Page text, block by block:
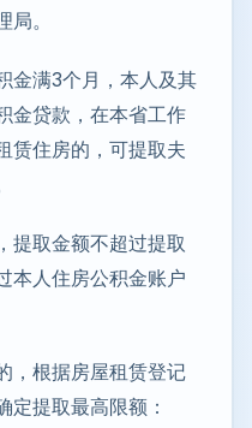
。
金满3个月，本人及其
金贷款，在本省工作
赁住房的，可提取夫
提取金额不超过提取
本人住房公积金账户
，根据房屋租赁登记
定提取最高限额：